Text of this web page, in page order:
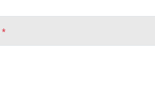
*